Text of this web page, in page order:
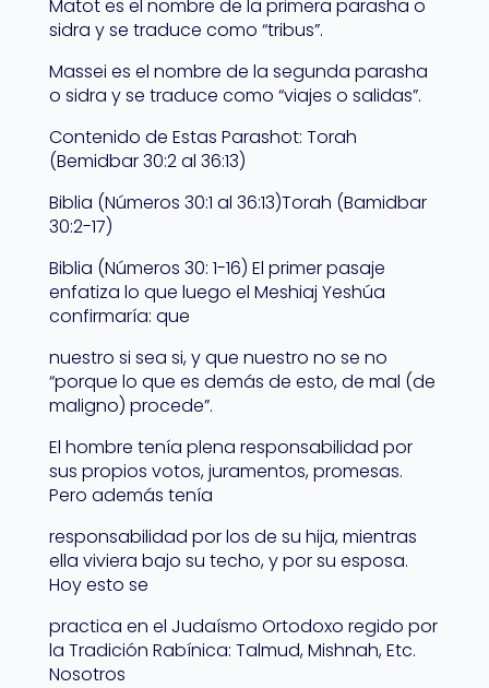
Matot es el nombre de la primera parasha o
sidra y se traduce como “tribus”.
Massei es el nombre de la segunda parasha
o sidra y se traduce como “viajes o salidas”.
Contenido de Estas Parashot: Torah
(Bemidbar 30:2 al 36:13)
Biblia (Números 30:1 al 36:13)Torah (Bamidbar
30:2-17)
Biblia (Números 30: 1-16) El primer pasaje
enfatiza lo que luego el Meshiaj Yeshúa
confirmaría: que
nuestro si sea si, y que nuestro no se no
“porque lo que es demás de esto, de mal (de
maligno) procede”.
El hombre tenía plena responsabilidad por
sus propios votos, juramentos, promesas.
Pero además tenía
responsabilidad por los de su hija, mientras
ella viviera bajo su techo, y por su esposa.
Hoy esto se
practica en el Judaísmo Ortodoxo regido por
la Tradición Rabínica: Talmud, Mishnah, Etc.
Nosotros